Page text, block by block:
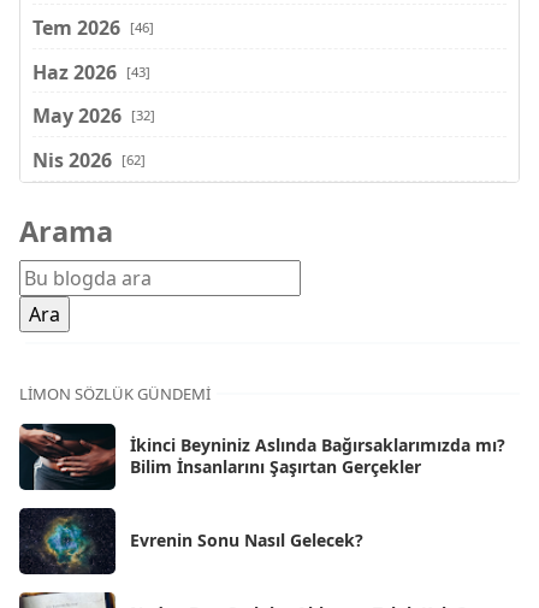
Tem 2026 [46]
Haz 2026 [43]
May 2026 [32]
Nis 2026 [62]
Şub 2026
Oca 2026 [72]
Ara 2025
Kas 2025
Eki 2025
Eyl 2025 [56]
Ağu 2025
Tem 2025
Haz 2025
Arama
LIMON SÖZLÜK GÜNDEMI
İkinci Beyniniz Aslında Bağırsaklarımızda mı?
Bilim İnsanlarını Şaşırtan Gerçekler
Evrenin Sonu Nasıl Gelecek?